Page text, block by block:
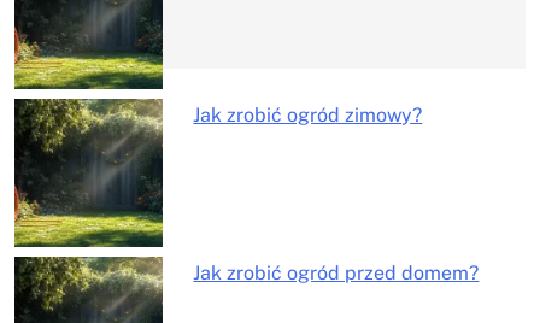
Jak zrobić ogród zimowy?
Jak zrobić ogród przed domem?